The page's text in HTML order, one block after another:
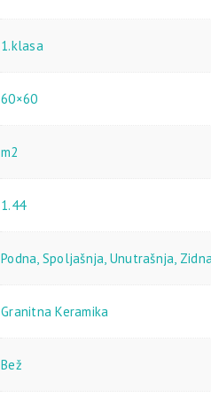
1.klasa
60×60
m2
1.44
Podna, Spoljašnja, Unutrašnja,
Granitna Keramika
Bež